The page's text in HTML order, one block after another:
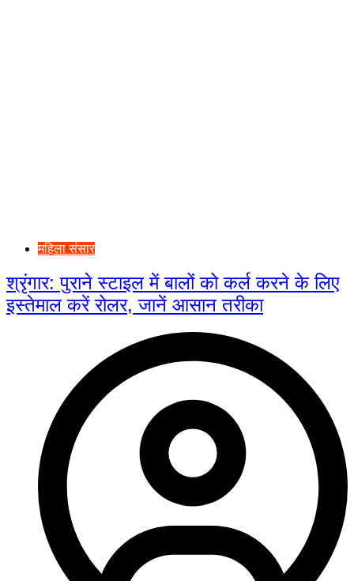
महिला संसार
श्रृंगार: पुराने स्टाइल में बालों को कर्ल करने के लिए
इस्तेमाल करें रोलर, जानें आसान तरीका